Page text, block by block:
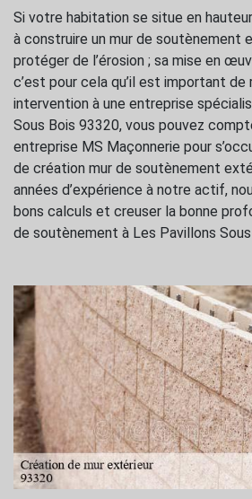
Si votre habitation se situe en
à construire un mur de soutènement
protéger de l’érosion ; sa mise en
c’est pour cela qu’il est important
intervention à une entreprise
Sous Bois 93320, vous pouvez
entreprise MS Maçonnerie pour
de création mur de soutènement
années d’expérience à notre actif,
bons calculs et creuser la bonne
de soutènement à Les Pavillons Sous